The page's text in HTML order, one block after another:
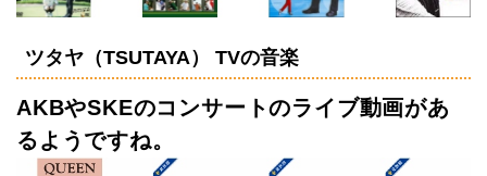
ツタヤ（TSUTAYA） TVの音楽
AKBやSKEのコンサートのライブ動画があ
るようですね。